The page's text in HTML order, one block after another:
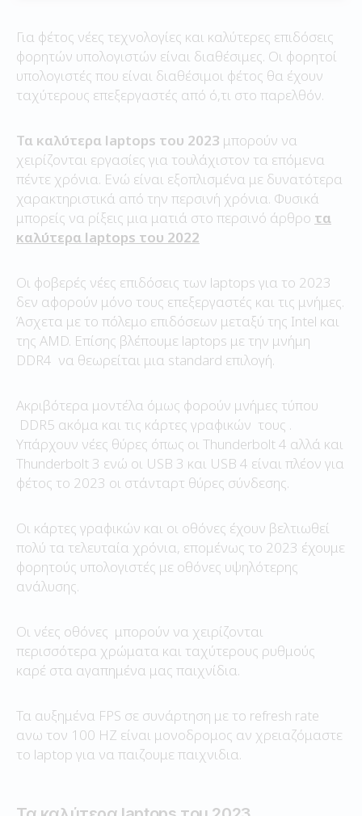
Για φέτος νέες τεχνολογίες και καλύτερες επιδόσεις
φορητών υπολογιστών είναι διαθέσιμες. Οι φορητοί
υπολογιστές που είναι διαθέσιμοι φέτος θα έχουν
ταχύτερους επεξεργαστές από ό,τι στο παρελθόν.
Τα καλύτερα laptops του 2023 μπορούν να
χειρίζονται εργασίες για τουλάχιστον τα επόμενα
πέντε χρόνια. Ενώ είναι εξοπλισμένα με δυνατότερα
χαρακτηριστικά από την περσινή χρόνια. Φυσικά
μπορείς να ρίξεις μια ματιά στο περσινό άρθρο τα
καλύτερα laptops του 2022
Οι φοβερές νέες επιδόσεις των laptops για το 2023
δεν αφορούν μόνο τους επεξεργαστές και τις μνήμες.
Άσχετα με το πόλεμο επιδόσεων μεταξύ της Intel και
της AMD. Επίσης βλέπουμε laptops με την μνήμη
DDR4 να θεωρείται μια standard επιλογή.
Ακριβότερα μοντέλα όμως φορούν μνήμες τύπου
DDR5 ακόμα και τις κάρτες γραφικών τους .
Υπάρχουν νέες θύρες όπως οι Thunderbolt 4 αλλά και
Thunderbolt 3 ενώ οι USB 3 και USB 4 είναι πλέον για
φέτος το 2023 οι στάνταρτ θύρες σύνδεσης.
Οι κάρτες γραφικών και οι οθόνες έχουν βελτιωθεί
πολύ τα τελευταία χρόνια, επομένως το 2023 έχουμε
φορητούς υπολογιστές με οθόνες υψηλότερης
ανάλυσης.
Οι νέες οθόνες μπορούν να χειρίζονται
περισσότερα χρώματα και ταχύτερους ρυθμούς
καρέ στα αγαπημένα μας παιχνίδια.
Τα αυξημένα FPS σε συνάρτηση με το refresh rate
ανω τον 100 HZ είναι μονοδρομος αν χρειαζόμαστε
το laptop για να παιζουμε παιχνιδια.